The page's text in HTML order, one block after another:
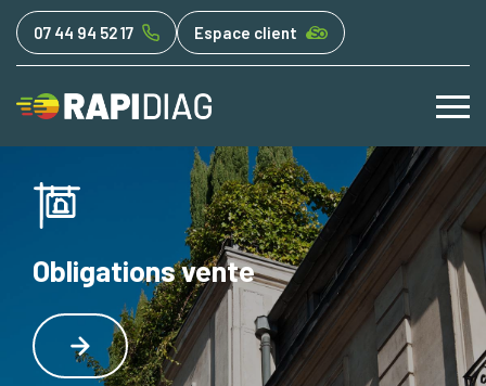
07 44 94 52 17 Espace client
Obligations vente